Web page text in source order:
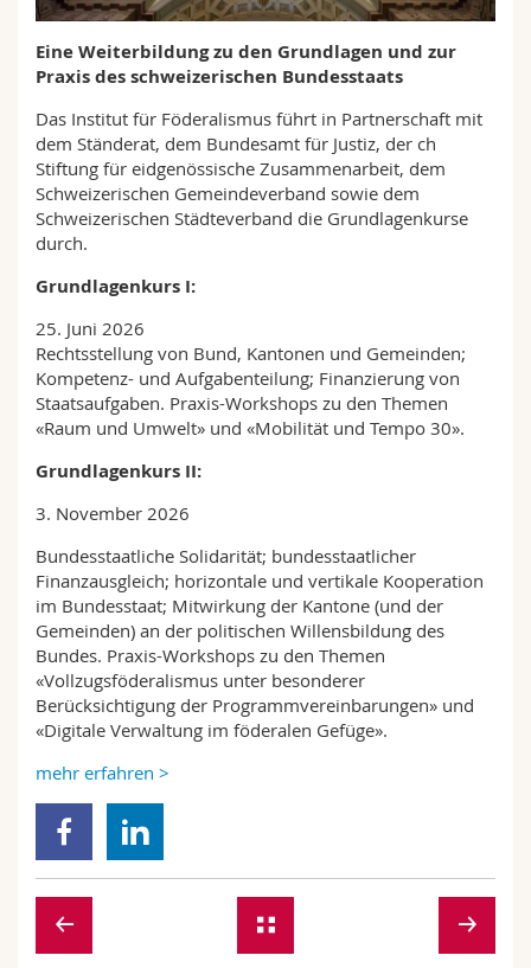
Math.-Nat. und Med. Fak.
Interfakultär
Mitarbeitende
Doktorierende
Webmail
Vorlesungsverzeichnis
MyUnifr
Eine Weiterbildung zu den Grundlagen und zur
Praxis des schweizerischen Bundesstaats
Das Institut für Föderalismus führt in Partnerschaft mit
dem Ständerat, dem Bundesamt für Justiz, der ch
Stiftung für eidgenössische Zusammenarbeit, dem
Schweizerischen Gemeindeverband sowie dem
Schweizerischen Städteverband die Grundlagenkurse
durch.
Grundlagenkurs I:
25. Juni 2026
Rechtsstellung von Bund, Kantonen und Gemeinden;
Kompetenz- und Aufgabenteilung; Finanzierung von
Staatsaufgaben. Praxis-Workshops zu den Themen
«Raum und Umwelt» und «Mobilität und Tempo 30».
Grundlagenkurs II:
3. November 2026
Bundesstaatliche Solidarität; bundesstaatlicher
Finanzausgleich; horizontale und vertikale Kooperation
im Bundesstaat; Mitwirkung der Kantone (und der
Gemeinden) an der politischen Willensbildung des
Bundes. Praxis-Workshops zu den Themen
«Vollzugsföderalismus unter besonderer
Berücksichtigung der Programmvereinbarungen» und
«Digitale Verwaltung im föderalen Gefüge».
mehr erfahren >